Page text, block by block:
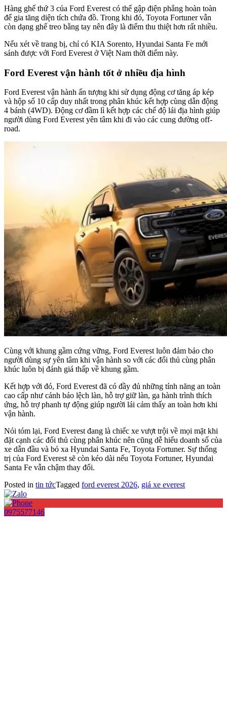
Hàng ghế thứ 3 của Ford Everest có thể gập điện phẳng hoàn toàn
để gia tăng diện tích chứa đồ. Trong khi đó, Toyota Fortuner vẫn
còn dạng ghế treo bằng tay nên đây là điểm thu thiệt hơn rất nhiều.
Nếu xét về trang bị, chỉ có KIA Sorento, Hyundai Santa Fe mới
sánh được với Ford Everest ở Việt Nam thời điểm này.
Ford Everest vận hành tốt ở nhiều địa hình
Ford Everest vận hành ấn tượng khi sử dụng động cơ tăng áp kép
và hộp số 10 cấp duy nhất trong phân khúc kết hợp cùng dẫn động
4 bánh (4WD). Động cơ đầm lì kết hợp các chế độ lái địa hình giúp
người dùng Ford Everest yên tâm khi đi vào các cung đường off-
road.
Cùng với khung gầm cứng vững, Ford Everest luôn đảm bảo cho
người dùng sự yên tâm khi vận hành so với các đối thủ cùng phân
khúc luôn bị đánh giá thấp về khung gầm.
Kết hợp với đó, Ford Everest đã có đầy đủ những tính năng an toàn
cao cấp như cảnh báo lệch làn, hỗ trợ giữ làn, ga hành trình thích
ứng, hỗ trợ phanh tự động giúp người lái cảm thấy an toàn hơn khi
vận hành.
Nói tóm lại, Ford Everest đang là chiếc xe vượt trội về mọi mặt khi
đặt cạnh các đối thủ cùng phân khúc nên cũng dễ hiểu doanh số của
xe dẫn đầu và bỏ xa Hyundai Santa Fe, Toyota Fortuner. Sự thống
trị của Ford Everest sẽ còn kéo dài nếu Toyota Fortuner, Hyundai
Santa Fe vẫn chậm thay đổi.
Posted in tin tứcTagged ford everest 2026, giá xe everest
0975577146